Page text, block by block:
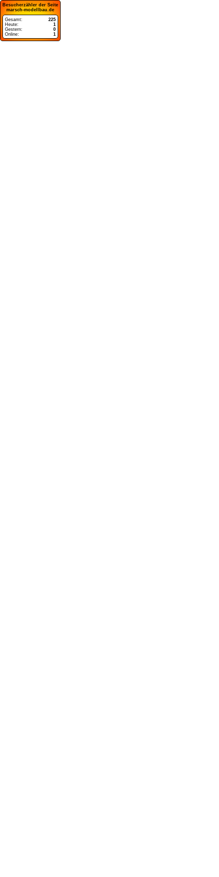
Besucherzähler der Seite
Gesamt:
225
Heute:
1
Gestern:
0
Online:
1
marsch-modellbau.de